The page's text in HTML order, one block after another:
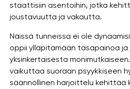
staattisiin asentoihin, jotka
joustavuutta ja vakautta.
Näissä tunneissa ei ole
oppii ylläpitämään tasapainoa
yksinkertaisesta
vaikuttaa suoraan psyykkiseen
säännöllinen harjoittelu kehittää